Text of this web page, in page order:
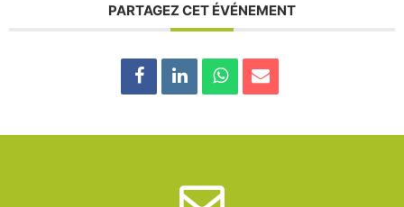
PARTAGEZ CET ÉVÉNEMENT